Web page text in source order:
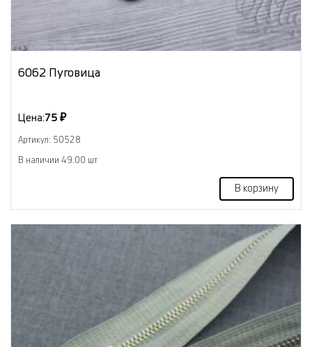
6062 Пуговица
Цена:75 ₽
Артикул: 50528
В наличии 49.00 шт
В корзину